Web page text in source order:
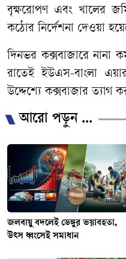
বৃক্ষরোপণ এবং খালের
কঠোর নির্দেশনা দেওয়া
দিনভর কক্সবাজারে নানা
রাতেই ইউএস-বাংলা
উদ্দেশ্যে কক্সবাজার ত্যাগ
আরো পড়ুন ...
জলবায়ু বদলেই ডেঙ্গুর ভয়াবহতা,
উৎস ধ্বংসেই সমাধান